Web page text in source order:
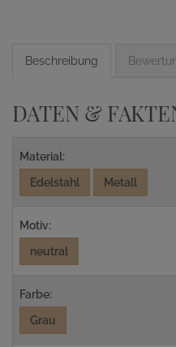
Beschreibung
DATEN &
Material:
Edelstahl
Metall
Motiv:
neutral
Farbe:
Grau